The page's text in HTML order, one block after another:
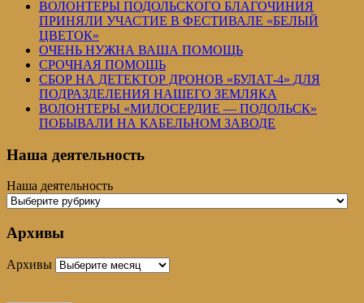
ВОЛОНТЕРЫ ПОДОЛЬСКОГО БЛАГОЧИНИЯ
ПРИНЯЛИ УЧАСТИЕ В ФЕСТИВАЛЕ «БЕЛЫЙ
ЦВЕТОК»
ОЧЕНЬ НУЖНА ВАША ПОМОЩЬ
СРОЧНАЯ ПОМОЩЬ
СБОР НА ДЕТЕКТОР ДРОНОВ «БУЛАТ-4» ДЛЯ
ПОДРАЗДЕЛЕНИЯ НАШЕГО ЗЕМЛЯКА
ВОЛОНТЕРЫ «МИЛОСЕРДИЕ — ПОДОЛЬСК»
ПОБЫВАЛИ НА КАБЕЛЬНОМ ЗАВОДЕ
Наша деятельность
Наша деятельность
Архивы
Архивы